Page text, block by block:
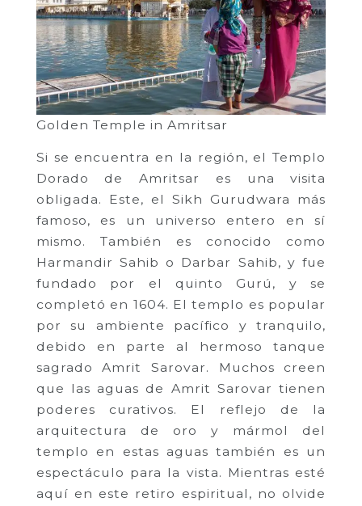
Golden Temple in Amritsar
Si se encuentra en la región, el Templo
Dorado de Amritsar es una visita
obligada. Este, el Sikh Gurudwara más
famoso, es un universo entero en sí
mismo. También es conocido como
Harmandir Sahib o Darbar Sahib, y fue
fundado por el quinto Gurú, y se
completó en 1604. El templo es popular
por su ambiente pacífico y tranquilo,
debido en parte al hermoso tanque
sagrado Amrit Sarovar. Muchos creen
que las aguas de Amrit Sarovar tienen
poderes curativos. El reflejo de la
arquitectura de oro y mármol del
templo en estas aguas también es un
espectáculo para la vista. Mientras esté
aquí en este retiro espiritual, no olvide